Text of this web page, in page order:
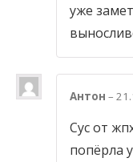
уже
Антон –
Сус от
попёрла